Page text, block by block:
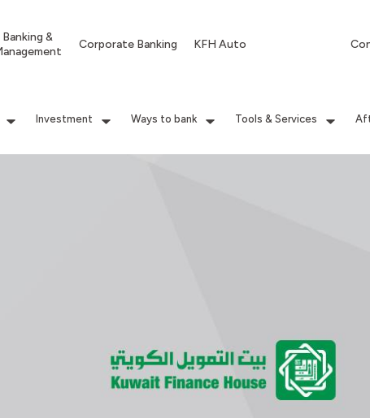
&
Corporate Banking KFH Auto
Investment Ways to bank Tools & Services